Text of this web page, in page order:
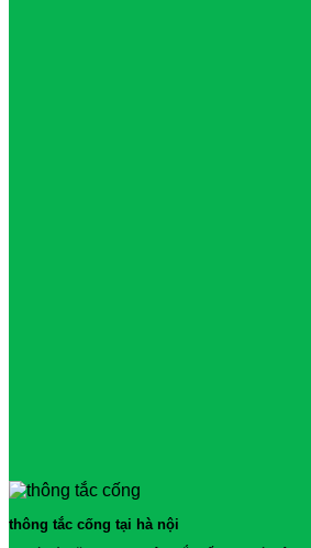
thông tắc cống tại hà nội